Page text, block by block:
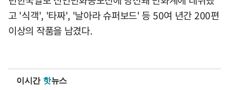
고 '식객', '타짜', '날아라 슈퍼보드' 등 50여 년간 200편
이상의 작품을 남겼다.
이시간 핫뉴스